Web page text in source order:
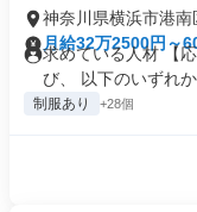
神奈川県横浜市港南
月給32万2500円～
求めている人材 【
び、 以下のいずれか
制服あり +28個